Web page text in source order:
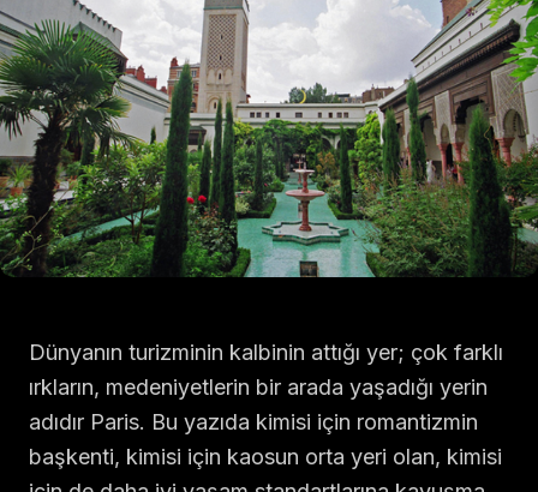
Dünyanın turizminin kalbinin attığı yer; çok farklı
ırkların, medeniyetlerin bir arada yaşadığı yerin
adıdır Paris. Bu yazıda kimisi için romantizmin
başkenti, kimisi için kaosun orta yeri olan, kimisi